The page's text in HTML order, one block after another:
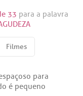
33 para a palavra
Filmes
para
é pequeno